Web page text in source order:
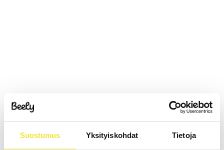
Suostumus Yksityiskohdat Tietoja